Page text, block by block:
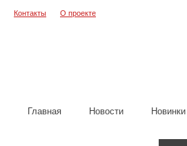
Контакты О проекте
Главная Новости Новинки